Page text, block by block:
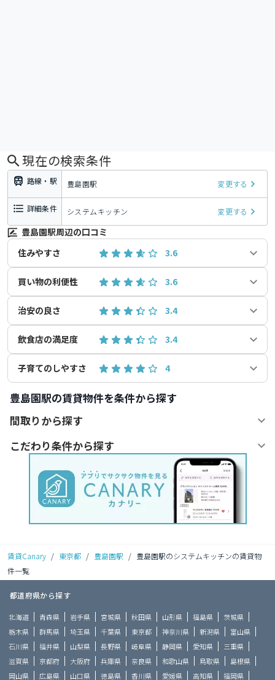
現在の検索条件
路線・駅 豊島園駅 変更する
詳細条件 システムキッチン 変更する
豊島園駅周辺の口コミ
住みやすさ
3.6
買い物の利便性 3.6
治安の良さ 3.4
飲食店の満足度 3.4
子育てのしやすさ 4
豊島園駅の賃貸物件を条件から探す
間取りから探す
こだわり条件から探す
賃貸Canary / 東京都 / 豊島園駅 / 豊島園駅のシステムキッチンの賃貸物
件一覧
都道府県から探す
北海道 青森県 岩手県 宮城県 秋田県 山形県 福島県
茨城県
栃木県
群馬県 埼玉県 千葉県 東京都 神奈川県 新潟県
富山県
石川県
福井県 山梨県 長野県 岐阜県 静岡県 愛知県
三重県
滋賀県
京都府 大阪府 兵庫県 奈良県 和歌山県 鳥取県
島根県
岡山県
広島県 山口県 徳島県 香川県 愛媛県 高知県 福岡県